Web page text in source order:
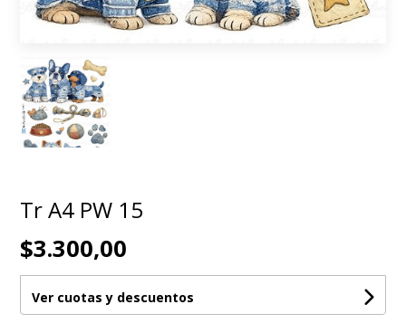
Tr A4 PW 15
$3.300,00
Ver cuotas y descuentos